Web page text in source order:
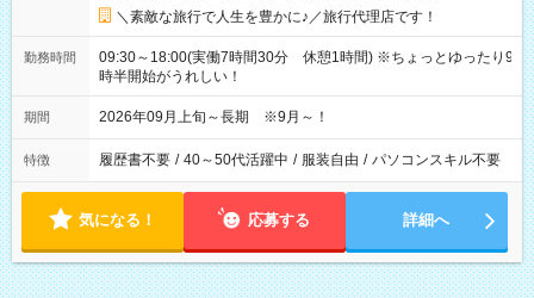
＼素敵な旅行で人生を豊かに♪／旅行代理店です！
勤務時間
09:30～18:00(実働7時間30分 休憩1時間) ※ちょっとゆったり9
時半開始がうれしい！
期間 2026年09月上旬～長期 ※9月～！
特徴 履歴書不要 / 40～50代活躍中 / 服装自由 / パソコンスキル不要
気になる！ 応募する 詳細へ